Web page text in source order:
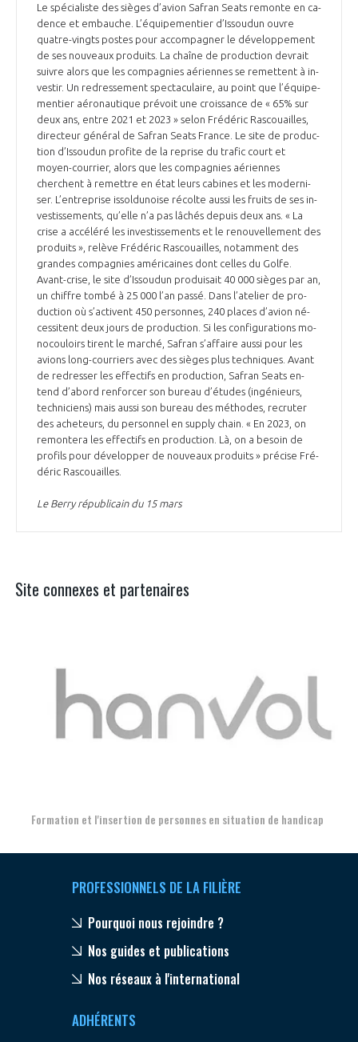
Le spé­cia­liste des sièges d’avion Safran Seats re­monte en ca­
dence et em­bauche. L’équi­pe­men­tier d’Is­sou­dun ouvre
quatre-vingts postes pour ac­com­pa­gner le dé­ve­lop­pe­ment
de ses nou­veaux pro­duits. La chaîne de pro­duc­tion de­vrait
suivre alors que les com­pa­gnies aé­riennes se re­mettent à in­
ves­tir. Un re­dres­se­ment spec­ta­cu­laire, au point que l’équi­pe­
men­tier aé­ro­nau­tique pré­voit une crois­sance de « 65% sur
deux ans, entre 2021 et 2023 » selon Fré­dé­ric Ras­couailles,
di­rec­teur gé­né­ral de Safran Seats France. Le site de pro­duc­
tion d’Is­sou­dun pro­fite de la re­prise du tra­fic court et
moyen-cour­rier, alors que les com­pa­gnies aé­riennes
cherchent à re­mettre en état leurs ca­bines et les mo­der­ni­
ser. L’en­treprise is­sol­du­noise ré­colte aussi les fruits de ses in­
ves­tis­se­ments, qu’elle n’a pas lâ­chés de­puis deux ans. « La
crise a ac­cé­léré les in­ves­tis­se­ments et le re­nou­vel­le­ment des
pro­duits », re­lève Fré­dé­ric Ras­couailles, no­tam­ment des
grandes com­pa­gnies amé­ri­caines dont celles du Golfe.
Avant-crise, le site d’Is­sou­dun pro­dui­sait 40 000 sièges par an,
un chiffre tombé à 25 000 l’an passé. Dans l’ate­lier de pro­
duc­tion où s’ac­tivent 450 per­sonnes, 240 places d’avion né­
ces­sitent deux jours de pro­duc­tion. Si les confi­gu­ra­tions mo­
no­cou­loirs tirent le mar­ché, Sa­fran s’af­faire aussi pour les
avions long-cour­riers avec des sièges plus tech­niques. Avant
de re­dres­ser les ef­fec­tifs en pro­duc­tion, Safran Seats en­
tend d’abord ren­for­cer son bu­reau d’études (in­gé­nieurs,
tech­ni­ciens) mais aussi son bu­reau des mé­thodes, re­cru­ter
des ache­teurs, du per­son­nel en sup­ply chain. « En 2023, on
re­mon­tera les ef­fec­tifs en pro­duc­tion. Là, on a be­soin de
pro­fils pour dé­ve­lop­per de nou­veaux pro­duits » pré­cise Fré­
dé­ric Ras­couailles.
Le Berry républicain du 15 mars
Site connexes et partenaires
Formation et l'insertion de personnes en situation de handicap
PROFESSIONNELS DE LA FILIÈRE
Pourquoi nous rejoindre ?
Nos guides et publications
Nos réseaux à l'international
ADHÉRENTS